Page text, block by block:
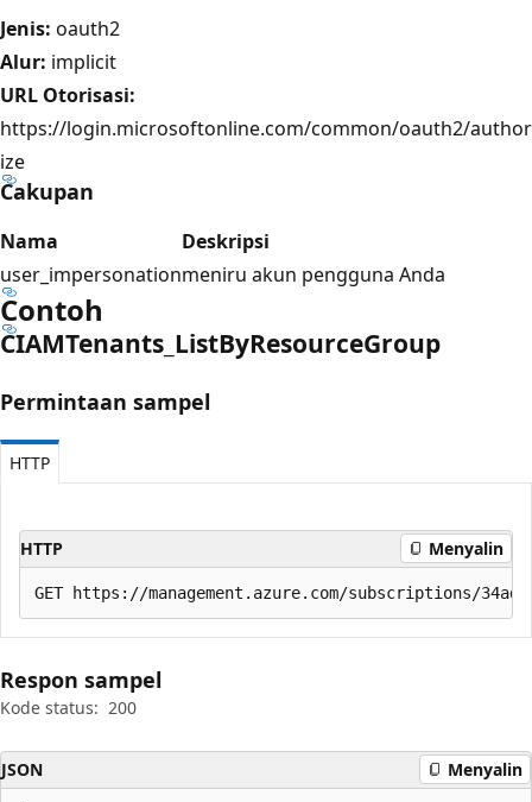
Jenis: oauth2
Alur: implicit
URL Otorisasi:
https://login.microsoftonline.com/common/oauth2/author
ize
Cakupan
Nama
Deskripsi
user_impersonationmeniru akun pengguna Anda
Contoh
CIAMTenants_ListByResourceGroup
Permintaan sampel
HTTP
HTTP Menyalin
Respon sampel
Kode status: 200
JSON Menyalin